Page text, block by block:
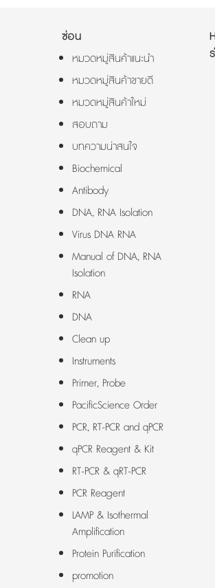
ซ่อน
หมวดหมู่สินค้าแนะนำ
หมวดหมู่สินค้าขายดี
หมวดหมู่สินค้าใหม่
สอบถาม
บทความน่าสนใจ
Biochemical
Antibody
DNA, RNA Isolation
Virus DNA RNA
Manual of DNA, RNA
Isolation
RNA
DNA
Clean up
Instruments
Primer, Probe
PacificScience Order
PCR, RT-PCR and qPCR
qPCR Reagent & Kit
RT-PCR & qRT-PCR
PCR Reagent
LAMP & Isothermal
Amplification
Protein Purification
promotion